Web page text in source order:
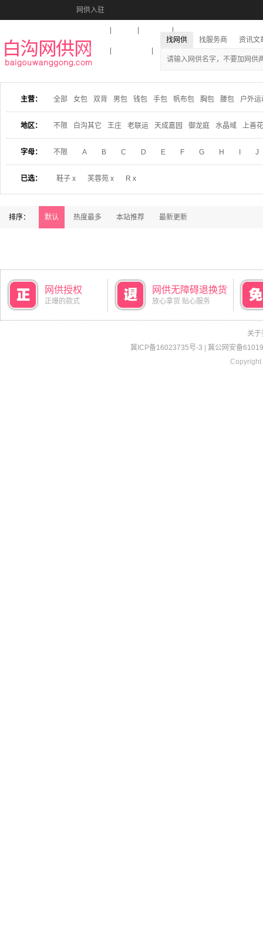
网供入驻
收藏本站
找网供 找服务商 资讯文
主营： 全部 女包 双背 男包 钱包 手包 帆布包 胸包 腰包 户外运
地区： 不限 白沟其它 王庄 老联运 天成嘉园 御龙庭 水晶域 上善
字母： 不限 A B C D E F G H J
已选： 鞋子 x 芙蓉苑 x R x
排序： 默认 热度最多 本站推荐 最新更新
网供授权
正爆的款式
网供无障碍退换货
放心拿货 贴心服务
关于
冀ICP备16023735号-3
冀公网安备